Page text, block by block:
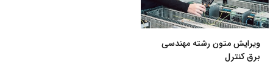
ویرایش متون رشته مهندسی
برق کنترل